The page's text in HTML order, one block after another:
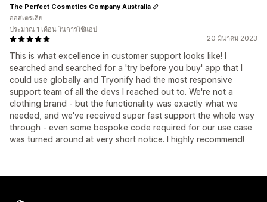
20 มีนาคม 2023
This is what excellence in customer support looks like! I
searched and searched for a 'try before you buy' app that I
could use globally and Tryonify had the most responsive
support team of all the devs I reached out to. We're not a
clothing brand - but the functionality was exactly what we
needed, and we've received super fast support the whole way
through - even some bespoke code required for our use case
was turned around at very short notice. I highly recommend!
The Perfect Cosmetics Company Australia
ออสเตรเลีย
ประมาณ 1 เดือน ในการใช้แอป